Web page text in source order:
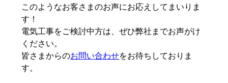
このようなお客さまのお声にお応えしてまいりま
す！
電気工事をご検討中方は、ぜひ弊社までお声がけ
ください。
皆さまからのお問い合わせをお待ちしておりま
す。